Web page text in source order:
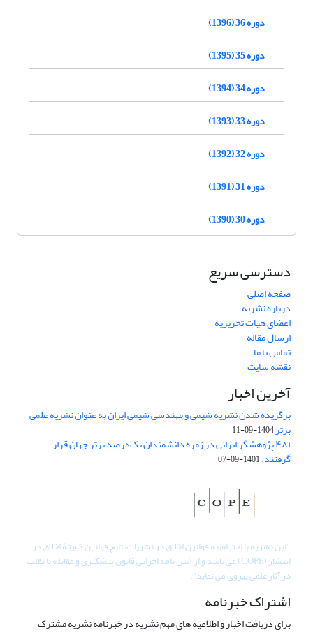
دوره 36 (1396)
دوره 35 (1395)
دوره 34 (1394)
دوره 33 (1393)
دوره 32 (1392)
دوره 31 (1391)
دوره 30 (1390)
دسترسی سریع
صفحه اصلی
درباره نشریه
اعضای هیات تحریریه
ارسال مقاله
تماس با ما
نقشه سایت
آخرین اخبار
برگزیده شدن نشریه شیمی و مهندسی شیمی ایران به عنوان نشریه علمی
برتر1404-09-11
۴۸۱ پژوهشگر ایرانی در زمره دانشمندان یک‌درصد برتر جهان قرار
گرفتند.1401-09-07
"این نشریه با احترام به قوانین اخلاق در نشریات، تابع قوانین کمیتۀ اخلاق در
انتشار (COPE) می باشد و از آیین نامه اجرایی قانون پیشگیری و مقابله با تقلب
در آثار علمی پیروی می نماید".
اشتراک خبرنامه
برای دریافت اخبار و اطلاعیه های مهم نشریه در خبرنامه نشریه مشترک